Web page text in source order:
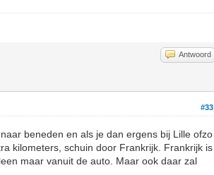
Antwoord
#33
beneden en als je dan ergens bij Lille ofzo
kilometers, schuin door Frankrijk. Frankrijk is
maar vanuit de auto. Maar ook daar zal